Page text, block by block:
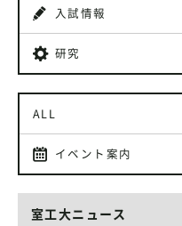
入試情報
研究
ALL
イベント案内
室工大ニュース